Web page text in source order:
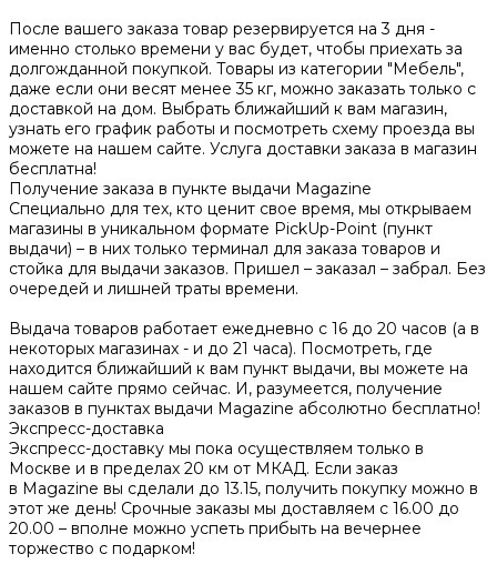
После вашего заказа товар резервируется на 3 дня -
именно столько времени у вас будет, чтобы приехать за
долгожданной покупкой. Товары из категории "Мебель",
даже если они весят менее 35 кг, можно заказать только с
доставкой на дом. Выбрать ближайший к вам магазин,
узнать его график работы и посмотреть схему проезда вы
можете на нашем сайте. Услуга доставки заказа в магазин
бесплатна!
Получение заказа в пункте выдачи Magazine
Специально для тех, кто ценит свое время, мы открываем
магазины в уникальном формате PickUp-Point (пункт
выдачи) – в них только терминал для заказа товаров и
стойка для выдачи заказов. Пришел – заказал – забрал. Без
очередей и лишней траты времени.
Выдача товаров работает ежедневно с 16 до 20 часов (а в
некоторых магазинах - и до 21 часа). Посмотреть, где
находится ближайший к вам пункт выдачи, вы можете на
нашем сайте прямо сейчас. И, разумеется, получение
заказов в пунктах выдачи Magazine абсолютно бесплатно!
Экспресс-доставка
Экспресс-доставку мы пока осуществляем только в
Москве и в пределах 20 км от МКАД. Если заказ
в Magazine вы сделали до 13.15, получить покупку можно в
этот же день! Срочные заказы мы доставляем с 16.00 до
20.00 – вполне можно успеть прибыть на вечернее
торжество с подарком!